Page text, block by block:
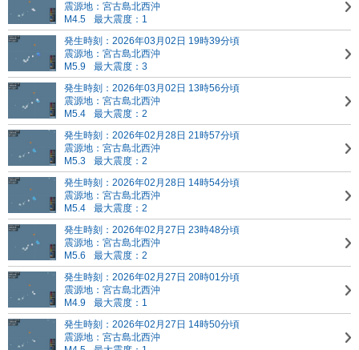
震源地：宮古島北西沖
M4.5
最大震度：1
発生時刻：2026年03月02日 19時39分頃
震源地：宮古島北西沖
M5.9
最大震度：3
発生時刻：2026年03月02日 13時56分頃
震源地：宮古島北西沖
M5.4
最大震度：2
発生時刻：2026年02月28日 21時57分頃
震源地：宮古島北西沖
M5.3
最大震度：2
発生時刻：2026年02月28日 14時54分頃
震源地：宮古島北西沖
M5.4
最大震度：2
発生時刻：2026年02月27日 23時48分頃
震源地：宮古島北西沖
M5.6
最大震度：2
発生時刻：2026年02月27日 20時01分頃
震源地：宮古島北西沖
M4.9
最大震度：1
発生時刻：2026年02月27日 14時50分頃
震源地：宮古島北西沖